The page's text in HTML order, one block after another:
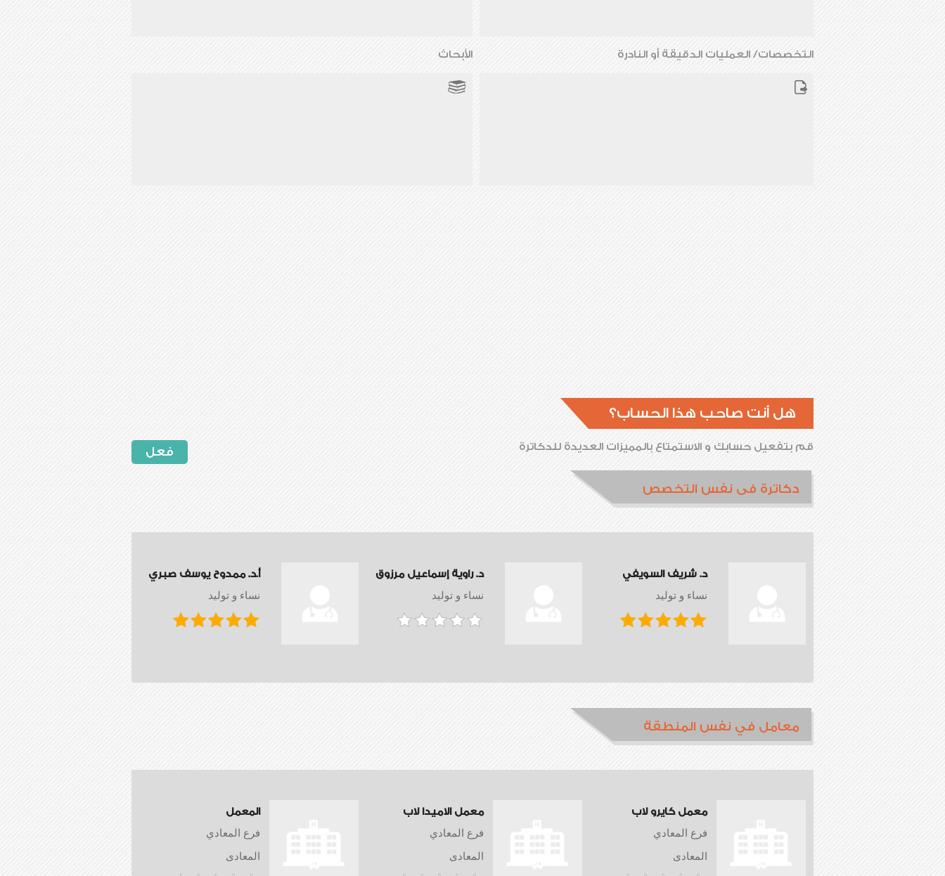
التخصصات/ العمليات الدقيقة أو النادرة الأبحاث
هل أنت صاحب هذا الحساب؟
فعل قم بتفعيل حسابك و الاستمتاع بالمميزات العديدة للدكاترة
دكاترة فى نفس التخصص
أ.د. ممدوح يوسف صبري
نساء و توليد
د. راوية إسماعيل مرزوق
نساء و توليد
د. شريف السويفي
نساء و توليد
معامل في نفس المنطقة
المعمل
فرع المعادي
المعادى
معمل الاميدا لاب
فرع المعادي
المعادى
معمل كايرو لاب
فرع المعادي
المعادى